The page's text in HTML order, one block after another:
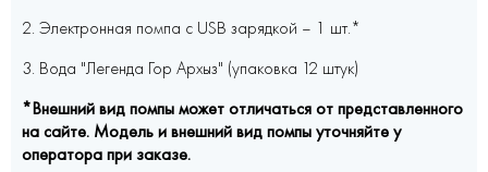
2. Электронная помпа с USB зарядкой – 1 шт.*
3. Вода "Легенда Гор Архыз" (упаковка 12 штук)
*Внешний вид помпы может отличаться от представленного
на сайте. Модель и внешний вид помпы уточняйте у
оператора при заказе.